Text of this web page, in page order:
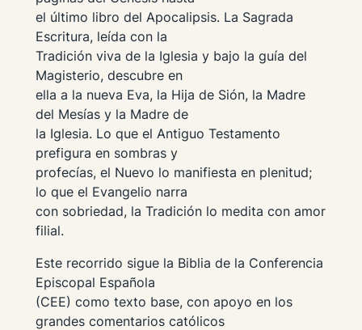
el último libro del Apocalipsis. La Sagrada
Escritura, leída con la
Tradición viva de la Iglesia y bajo la guía del
Magisterio, descubre en
ella a la nueva Eva, la Hija de Sión, la Madre
del Mesías y la Madre de
la Iglesia. Lo que el Antiguo Testamento
prefigura en sombras y
profecías, el Nuevo lo manifiesta en plenitud;
lo que el Evangelio narra
con sobriedad, la Tradición lo medita con amor
filial.
Este recorrido sigue la Biblia de la Conferencia
Episcopal Española
(CEE) como texto base, con apoyo en los
grandes comentarios católicos